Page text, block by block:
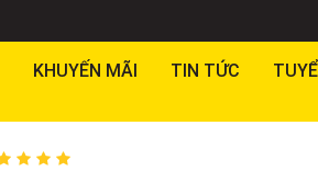
KHUYẾN MÃI TIN TỨC